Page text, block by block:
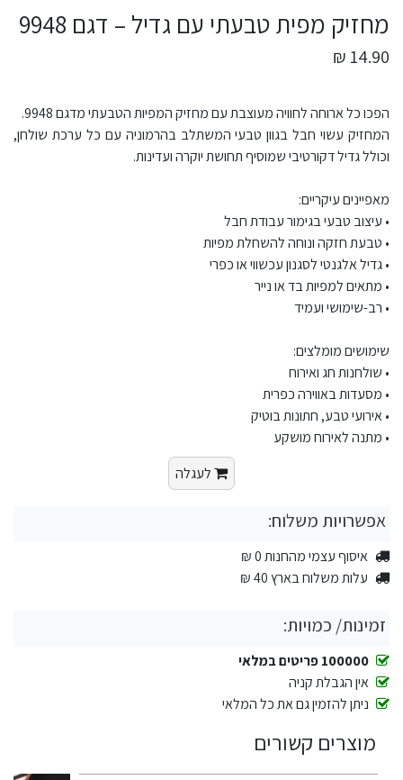
מחזיק מפית טבעתי עם גדיל – דגם 9948
14.90 ₪
הפכו כל ארוחה לחוויה מעוצבת עם מחזיק המפיות הטבעתי מדגם 9948.
המחזיק עשוי חבל בגוון טבעי המשתלב בהרמוניה עם כל ערכת שולחן,
וכולל גדיל דקורטיבי שמוסיף תחושת יוקרה ועדינות.
מאפיינים עיקריים:
• עיצוב טבעי בגימור עבודת חבל
• טבעת חזקה ונוחה להשחלת מפיות
• גדיל אלגנטי לסגנון עכשווי או כפרי
• מתאים למפיות בד או נייר
• רב-שימושי ועמיד
שימושים מומלצים:
• שולחנות חג ואירוח
• מסעדות באווירה כפרית
• אירועי טבע, חתונות בוטיק
• מתנה לאירוח מושקע
לעגלה
אפשרויות משלוח:
איסוף עצמי מהחנות 0 ₪
עלות משלוח בארץ 40 ₪
זמינות/ כמויות:
100000 פריטים במלאי
אין הגבלת קניה
ניתן להזמין גם את כל המלאי
מוצרים קשורים